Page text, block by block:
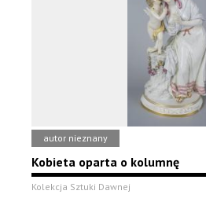
autor nieznany
Kobieta oparta o kolumnę
Kolekcja Sztuki Dawnej